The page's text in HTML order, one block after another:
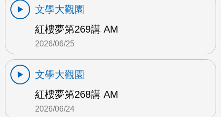
文學大觀園
紅樓夢第269講 AM
2026/06/25
文學大觀園
紅樓夢第268講 AM
2026/06/24